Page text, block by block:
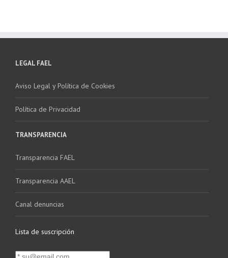
LEGAL FAEL
Aviso Legal y Política de Cookies
Política de Privacidad
TRANSPARENCIA
Transparencia FAEL
Transparencia AAEL
Canal denuncias
Lista de suscripción